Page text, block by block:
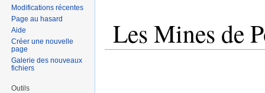
Les Mines de
Modifications récentes
Page au hasard
Aide
Créer une nouvelle
page
Galerie des nouveaux
fichiers
Outils